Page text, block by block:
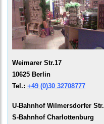
Weimarer Str.17
10625 Berlin
Tel.: +49 (0)30 32708777
U-Bahnhof Wilmersdorfer Str.
S-Bahnhof Charlottenburg